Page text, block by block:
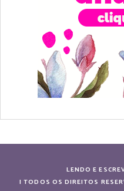
LENDO E
| TODOS OS DIREITOS